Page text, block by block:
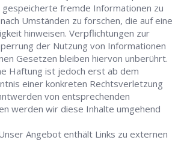
fremde Informationen zu
Umständen zu forschen, die auf eine
hinweisen. Verpflichtungen zur
der Nutzung von Informationen
Gesetzen bleiben hiervon unberührt.
Haftung ist jedoch erst ab dem
einer konkreten Rechtsverletzung
von entsprechenden
werden wir diese Inhalte umgehend
Angebot enthält Links zu externen